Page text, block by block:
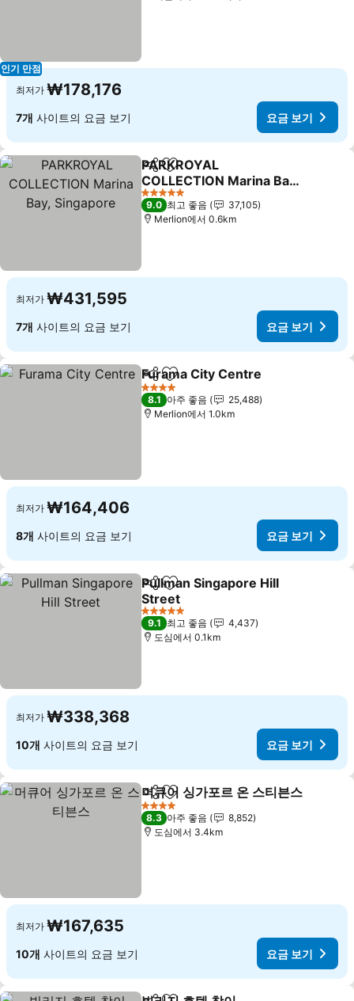
인기 만점
최저가 ₩178,176
7개 사이트의 요금 보기 요금 보기
공유 즐겨찾기에 추가
PARKROYAL
COLLECTION Marina Bay,
Singapore
5 성급
9.0 최고 좋음
37,105
Merlion에서 0.6km
최저가 ₩431,595
7개 사이트의 요금 보기 요금 보기
공유 즐겨찾기에 추가
Furama City Centre
4 성급
8.1 아주 좋음
25,488
Merlion에서 1.0km
최저가 ₩164,406
8개 사이트의 요금 보기 요금 보기
공유 즐겨찾기에 추가
Pullman Singapore Hill
Street
5 성급
9.1 최고 좋음
4,437
도심에서 0.1km
최저가 ₩338,368
10개 사이트의 요금 보기 요금 보기
공유 즐겨찾기에 추가
머큐어 싱가포르 온 스티븐스
4 성급
8.3 아주 좋음
8,852
도심에서 3.4km
최저가 ₩167,635
10개 사이트의 요금 보기 요금 보기